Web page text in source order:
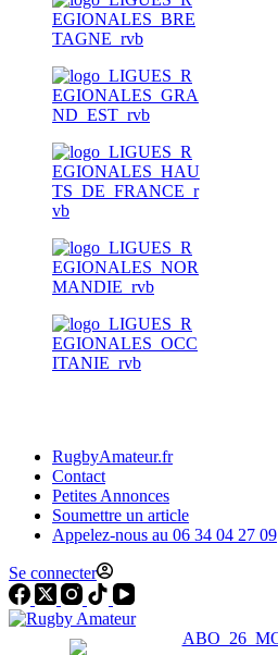
RugbyAmateur.fr
Contact
Petites Annonces
Soumettre un article
Appelez-nous au 06 34 04 27 09
Se connecter